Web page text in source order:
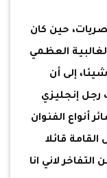
حين كان
العظمي
إلى أن
رجل إنجليزي
أنواع الفنوان
قائلا
لاني انا